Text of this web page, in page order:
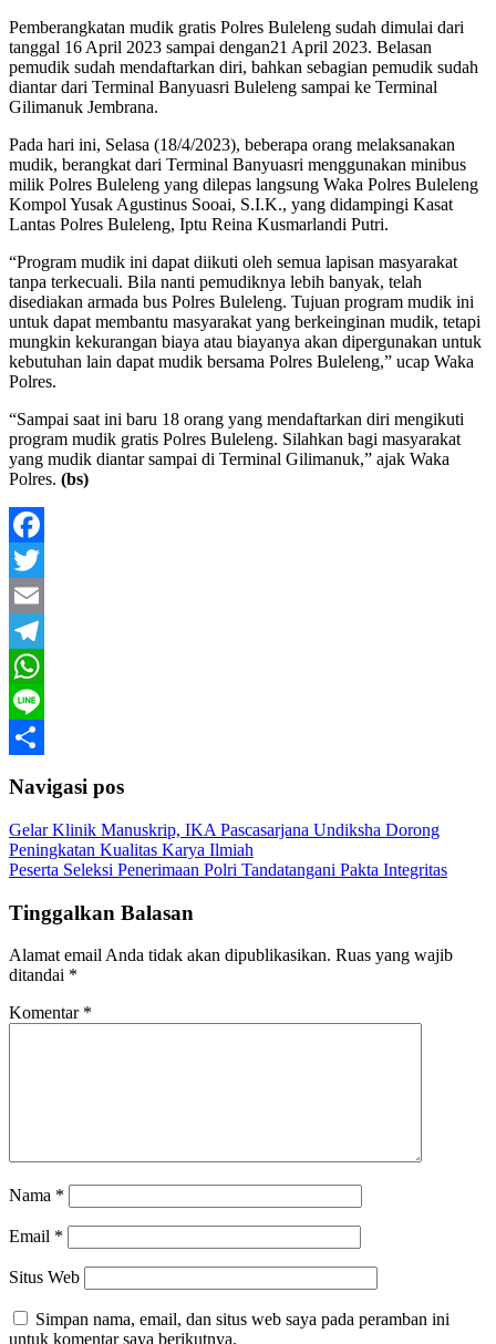
Pemberangkatan mudik gratis Polres Buleleng sudah dimulai dari
tanggal 16 April 2023 sampai dengan21 April 2023. Belasan
pemudik sudah mendaftarkan diri, bahkan sebagian pemudik sudah
diantar dari Terminal Banyuasri Buleleng sampai ke Terminal
Gilimanuk Jembrana.
Pada hari ini, Selasa (18/4/2023), beberapa orang melaksanakan
mudik, berangkat dari Terminal Banyuasri menggunakan minibus
milik Polres Buleleng yang dilepas langsung Waka Polres Buleleng
Kompol Yusak Agustinus Sooai, S.I.K., yang didampingi Kasat
Lantas Polres Buleleng, Iptu Reina Kusmarlandi Putri.
“Program mudik ini dapat diikuti oleh semua lapisan masyarakat
tanpa terkecuali. Bila nanti pemudiknya lebih banyak, telah
disediakan armada bus Polres Buleleng. Tujuan program mudik ini
untuk dapat membantu masyarakat yang berkeinginan mudik, tetapi
mungkin kekurangan biaya atau biayanya akan dipergunakan untuk
kebutuhan lain dapat mudik bersama Polres Buleleng,” ucap Waka
Polres.
“Sampai saat ini baru 18 orang yang mendaftarkan diri mengikuti
program mudik gratis Polres Buleleng. Silahkan bagi masyarakat
yang mudik diantar sampai di Terminal Gilimanuk,” ajak Waka
Polres. (bs)
Facebook
Twitter
Email
Telegram
WhatsApp
Line
Navigasi pos
Gelar Klinik Manuskrip, IKA Pascasarjana Undiksha Dorong
Peningkatan Kualitas Karya Ilmiah
Peserta Seleksi Penerimaan Polri Tandatangani Pakta Integritas
Tinggalkan Balasan
Alamat email Anda tidak akan dipublikasikan. Ruas yang wajib
ditandai *
Komentar *
Nama *
Email *
Situs Web
Simpan nama, email, dan situs web saya pada peramban ini
untuk komentar saya berikutnya.